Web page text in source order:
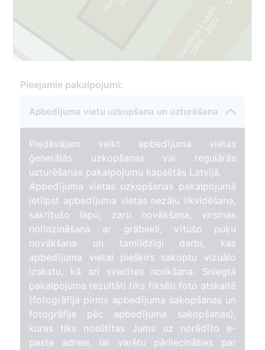
1
9
4
0
-
1
9
9 Salomeja Livkiša
1
9
0
8
-
2
0
0
2
Pieejamie pakalpojumi:
Apbedījuma vietu uzkopšana un uzturēšana
Piedāvājam veikt apbedījuma vietas
ģenerālās uzkopšanas vai regulārās
uzturēšanas pakalpojumu kapsētās Latvijā.
Apbedījuma vietas uzkopšanas pakalpojumā
ietilpst apbedījuma vietas nezāļu likvidēšana,
sakritušo lapu, zaru novākšana, virsmas
nolīdzināšana ar grābekli, vītušo puķu
novākšana un tamlīdzīgi darbi, kas
apbedījuma vietai piešķirs sakoptu vizuālo
izskatu, kā arī svecītes nolikšana. Sniegtā
pakalpojuma rezultāti tiks fiksēti foto atskaitē
(fotogrāfija pirms apbedījuma sakopšanas un
fotogrāfija pēc apbedījuma sakopšanas),
kuras tiks nosūtītas Jums uz norādīto e-
pasta adresi, lai varētu pārliecināties par